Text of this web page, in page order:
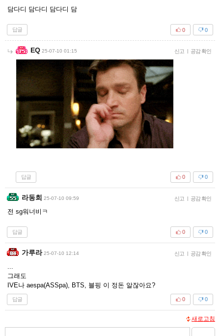
담다디 담다디 담다디 담
답글 0
0
EQ 25-07-10 01:15 신고 공감 확인
답글 0
0
라동희 25-07-10 09:59 신고 | 공감 확인
전 sg워너비ㅋ
답글 0
0
가루라 25-07-10 12:14 신고 | 공감 확인
그래도
IVE나 aespa(ASSpa), BTS, 블핑 이 정돈 알잖아요?
답글 0
0
새로고침